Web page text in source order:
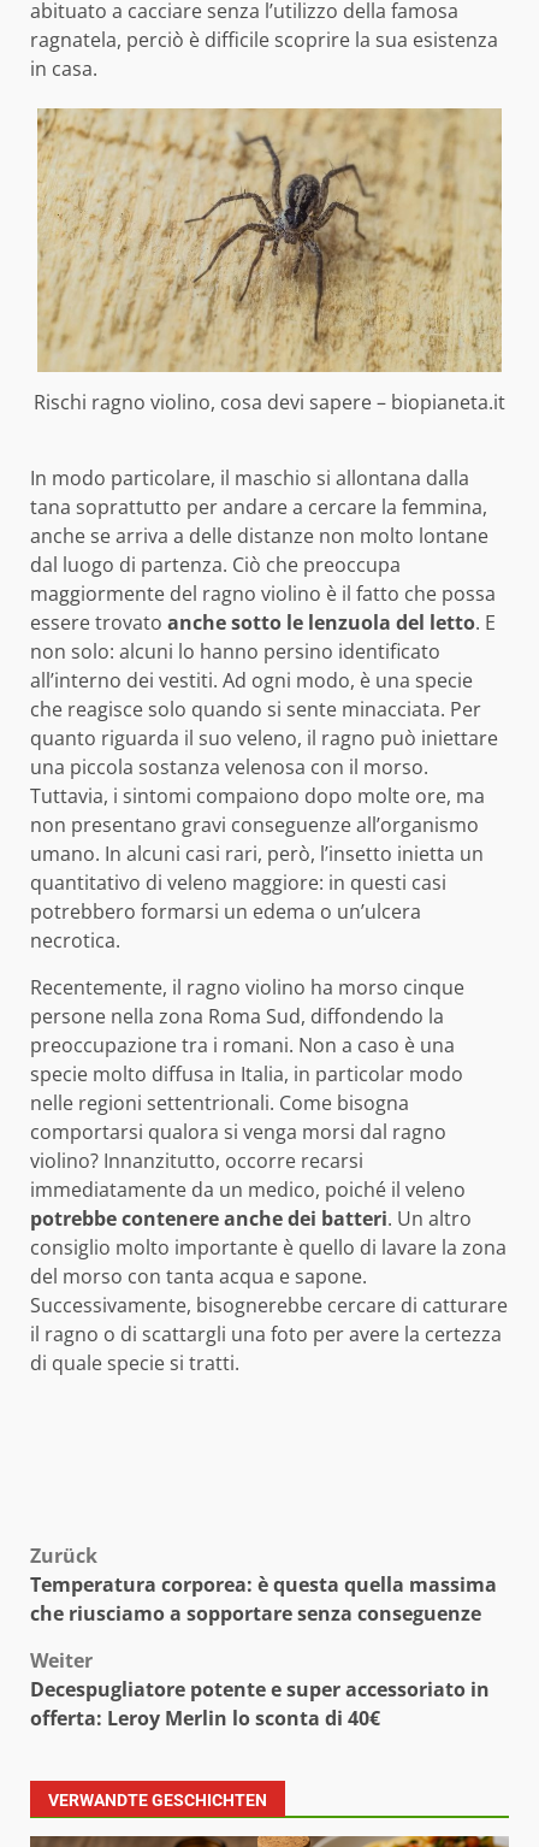
abituato a cacciare senza l’utilizzo della famosa
ragnatela, perciò è difficile scoprire la sua esistenza
in casa.
Rischi ragno violino, cosa devi sapere – biopianeta.it
In modo particolare, il maschio si allontana dalla
tana soprattutto per andare a cercare la femmina,
anche se arriva a delle distanze non molto lontane
dal luogo di partenza. Ciò che preoccupa
maggiormente del ragno violino è il fatto che possa
essere trovato anche sotto le lenzuola del letto. E
non solo: alcuni lo hanno persino identificato
all’interno dei vestiti. Ad ogni modo, è una specie
che reagisce solo quando si sente minacciata. Per
quanto riguarda il suo veleno, il ragno può iniettare
una piccola sostanza velenosa con il morso.
Tuttavia, i sintomi compaiono dopo molte ore, ma
non presentano gravi conseguenze all’organismo
umano. In alcuni casi rari, però, l’insetto inietta un
quantitativo di veleno maggiore: in questi casi
potrebbero formarsi un edema o un’ulcera
necrotica.
Recentemente, il ragno violino ha morso cinque
persone nella zona Roma Sud, diffondendo la
preoccupazione tra i romani. Non a caso è una
specie molto diffusa in Italia, in particolar modo
nelle regioni settentrionali. Come bisogna
comportarsi qualora si venga morsi dal ragno
violino? Innanzitutto, occorre recarsi
immediatamente da un medico, poiché il veleno
potrebbe contenere anche dei batteri. Un altro
consiglio molto importante è quello di lavare la zona
del morso con tanta acqua e sapone.
Successivamente, bisognerebbe cercare di catturare
il ragno o di scattargli una foto per avere la certezza
di quale specie si tratti.
Beitragsnavigation
Zurück
Temperatura corporea: è questa quella massima
che riusciamo a sopportare senza conseguenze
Weiter
Decespugliatore potente e super accessoriato in
offerta: Leroy Merlin lo sconta di 40€
VERWANDTE GESCHICHTEN